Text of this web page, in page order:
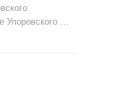
Упоровского …